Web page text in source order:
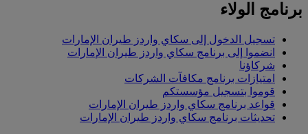
برنامج الولاء
تسجيل الدخول إلى سكاي واردز طيران الإمارات
انضموا إلى برنامج سكاي واردز طيران الإمارات
شركاؤنا
امتيازات برنامج مكافآت الشركات
قوموا بتسجيل مؤسستكم
قواعد برنامج سكاي واردز طيران الإمارات
تحديثات برنامج سكاي واردز طيران الإمارات